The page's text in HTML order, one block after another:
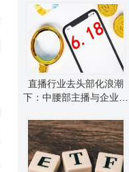
直播行业去头部化浪潮
下：中腰部主播与企业自